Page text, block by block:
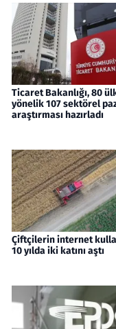
Ticaret Bakanlığı, 80
yönelik 107 sektörel
araştırması hazırladı
Çiftçilerin internet
10 yılda iki katını aştı